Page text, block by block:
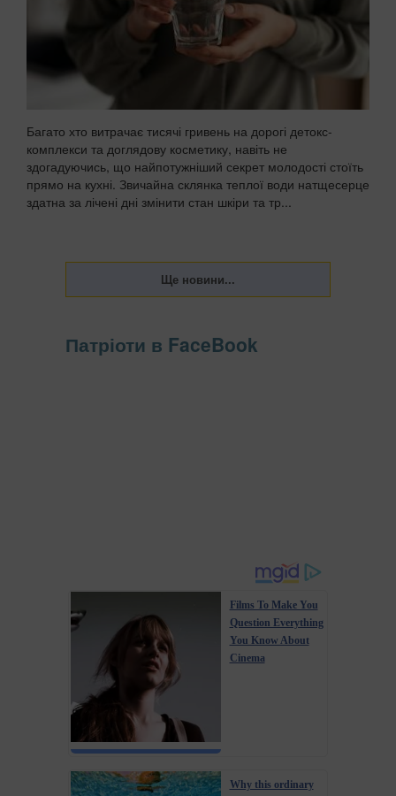
Багато хто витрачає тисячі гривень на дорогі детокс-
комплекси та доглядову косметику, навіть не
здогадуючись, що найпотужніший секрет молодості стоїть
прямо на кухні. Звичайна склянка теплої води натщесерце
здатна за лічені дні змінити стан шкіри та тр...
Патріоти в FaceBook
Films To Make You
Question Everything
You Know About
Cinema
Why this ordinary